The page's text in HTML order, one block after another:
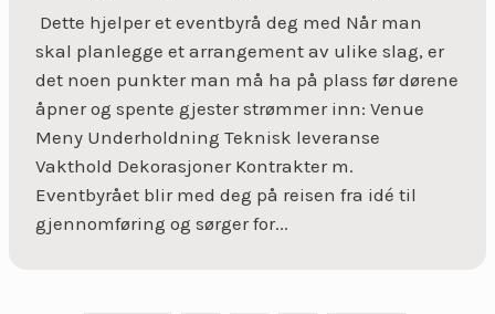
Dette hjelper et eventbyrå deg med Når man
skal planlegge et arrangement av ulike slag, er
det noen punkter man må ha på plass før dørene
åpner og spente gjester strømmer inn: Venue
Meny Underholdning Teknisk leveranse
Vakthold Dekorasjoner Kontrakter m.
Eventbyrået blir med deg på reisen fra idé til
gjennomføring og sørger for...